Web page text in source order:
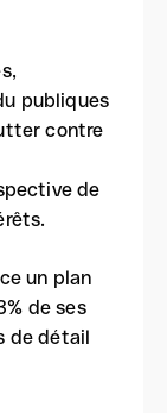
publiques
contre
de
un plan
de ses
de détail